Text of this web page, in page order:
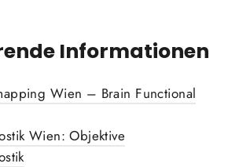
Informationen
Wien – Brain Functional
Wien: Objektive